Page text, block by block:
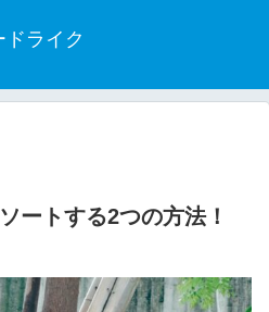
ドライク
ートする2つの方法！